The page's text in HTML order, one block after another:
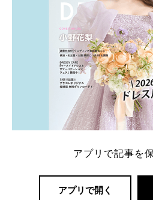
アプリで記事を
アプリで開く